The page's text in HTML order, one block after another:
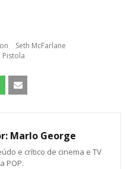
Seth McFarlane
Pistola
Marlo George
e crítico de cinema e TV
POP.